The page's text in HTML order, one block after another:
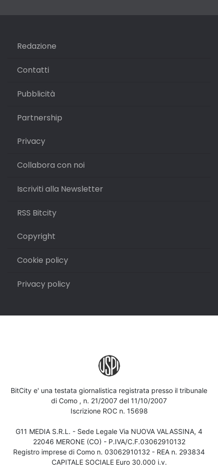
Redazione
Contatti
Pubblicità
Partnership
Privacy
Collabora con noi
Iscriviti alla Newsletter
RSS Bitcity
Copyright
Cookie policy
Privacy policy
BitCity e' una testata giornalistica registrata presso il tribunale
di Como , n. 21/2007 del 11/10/2007
Iscrizione ROC n. 15698
G11 MEDIA S.R.L. - Sede Legale Via NUOVA VALASSINA, 4
22046 MERONE (CO) - P.IVA/C.F.03062910132
Registro imprese di Como n. 03062910132 - REA n. 293834
CAPITALE SOCIALE Euro 30.000 i.v.